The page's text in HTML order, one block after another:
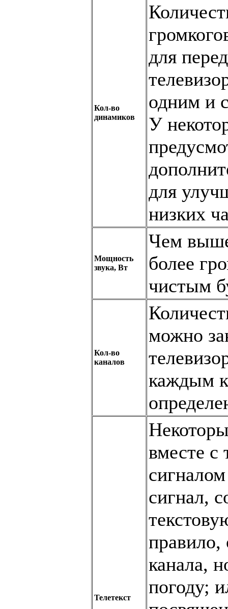
Кол-во
динамиков
для
одним и
У
для
низких
Мощность
звука, Вт
Чем
более
чистым
Кол-во
каналов
можно
каждым
Телетекст
вместе с
сигнал,
правило,
канала,
погоду;